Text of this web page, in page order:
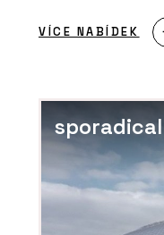
VÍCE NABÍDEK
sporadical